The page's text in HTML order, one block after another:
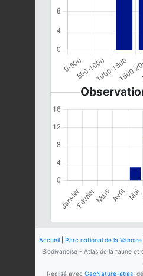
Accueil Parc national de la Vanoise
Biodivanoise - Atlas de la faune et
Réalisé avec GeoNature-atlas,